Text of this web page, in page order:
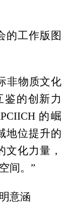
的工作版图
非物质文化
鉴的创新力
的崛
地位提升的
化力量，
间。”
意涵